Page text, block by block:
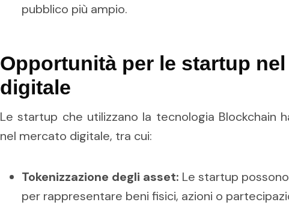
pubblico più ampio.
Opportunità per le startup
digitale
Le startup che utilizzano la tecnologia Blockchain
nel mercato digitale, tra cui:
Tokenizzazione degli asset: Le startup
per rappresentare beni fisici, azioni o